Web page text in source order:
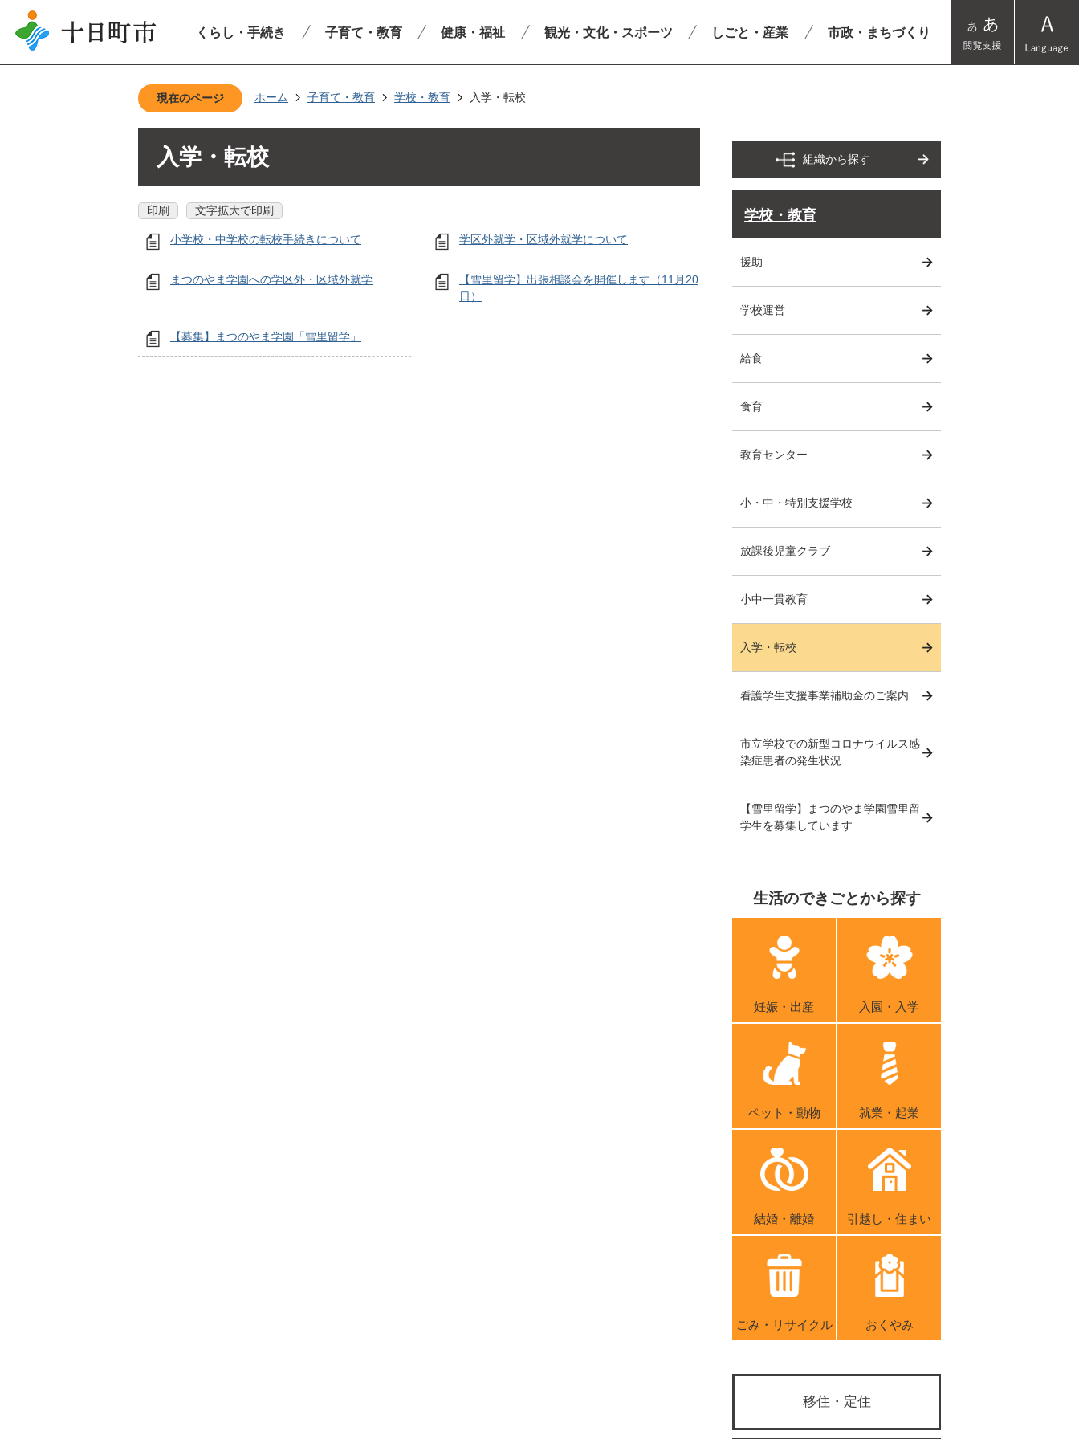
くらし・手続き 子育て・教育 健康・福祉 観光・文化・スポーツ しごと・産業 市政・まちづくり
現在のページ ホーム 子育て・教育 学校・教育 入学・転校
入学・転校
印刷 文字拡大で印刷
小学校・中学校の転校手続きについて 学区外就学・区域外就学について
まつのやま学園への学区外・区域外就学
【雪里留学】出張相談会を開催します（11月20
日）
【募集】まつのやま学園「雪里留学」
組織から探す
学校・教育
援助
学校運営
給食
食育
教育センター
小・中・特別支援学校
放課後児童クラブ
小中一貫教育
入学・転校
看護学生支援事業補助金のご案内
市立学校での新型コロナウイルス感
染症患者の発生状況
【雪里留学】まつのやま学園雪里留
学生を募集しています
生活のできごとから探す
妊娠・出産 入園・入学
ペット・動物 就業・起業
結婚・離婚 引越し・住まい
ごみ・リサイクル おくやみ
移住・定住